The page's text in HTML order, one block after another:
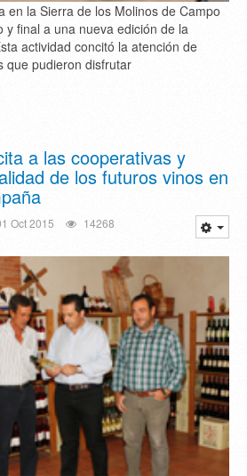
en la Sierra de los Molinos de Campo
final a una nueva edición de la
actividad concitó la atención de
que pudieron disfrutar
a las cooperativas y
de los futuros vinos en
Oct 2015 14268